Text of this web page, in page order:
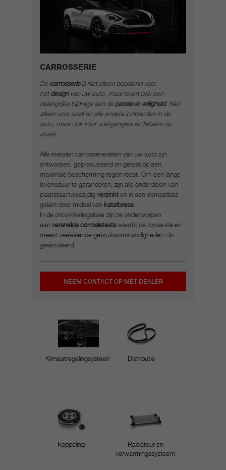
CARROSSERIE
De carrosserie is niet alleen bepalend voor
het designvan uw auto, maar levert ook een
belangrijke bijdrage aan de passieve veiligheid. Niet
alleen voor uzelf en alle andere inzittenden in de
auto, maar ook voor voetgangers en fietsers op
straat.
Alle metalen carrosseriedelen van uw auto zijn
ontworpen, geproduceerd en getest op een
maximale bescherming tegen roest. Om een lange
levensduur te garanderen, zijn alle onderdelen van
plaatstaal tweezijdig verzinkt en in een dompelbad
gelakt door middel van kataforese.
In de ontwikkelingsfase zijn ze onderworpen
aan versnelde corrosietestswaarbij de zwaarste en
meest veeleisende gebruiksomstandigheden zijn
gesimuleerd.
NEEM CONTACT OP MET DEALER
Klimaatregelingsysteem Distributie
Koppeling
Radiateur en
verwarmingssysteem